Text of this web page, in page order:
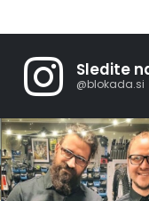
Sledite
@blokada.si